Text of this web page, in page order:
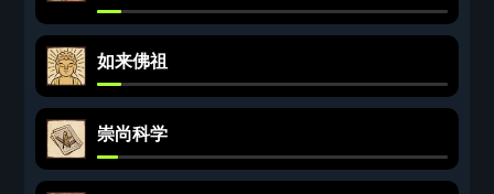
如来佛祖
崇尚科学